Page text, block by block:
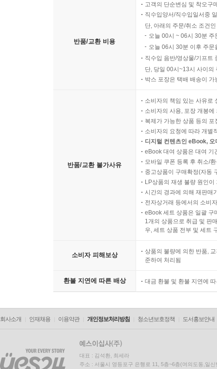
반품/교환 비용
고객의 단순변심 및 착오구
직수입양서/직수입일서중
단, 아래의 주문/취소 조건
오늘 00시 ~ 06시 30분
오늘 06시 30분 이후 주
직수입 음반/영상물/기프트
단, 당일 00시~13시 사이의
박스 포장은 택배 배송이
반품/교환 불가사유
소비자의 책임 있는 사유로
소비자의 사용, 포장 개봉
복제가 가능한 상품 등의
소비자의 요청에 따라 개별
디지털 컨텐츠인 eBook,
eBook 대여 상품은 대여 기
모바일 쿠폰 등록 후 취소/
중고상품이 구매확정(자동
LP상품의 재생 불량 원인
시간의 경과에 의해 재판매
전자상거래 등에서의 소비
eBook 세트 상품은 일괄 구
1개의 상품으로 취급 및 판
우, 세트 상품 전부 및 세트
소비자 피해보상
상품의 불량에 의한 반품,
준하여 처리됨
환불 지연에 따른 배상 대금 환불 및 환불 지연에
회사소개 인재채용 이용약관 개인정보처리방침 청소년보호정책 도서홍보안내
대표 : 김석환, 최세라
주소 : 서울시 영등포구 은행로 11, 5층~6층(여의도동,일신